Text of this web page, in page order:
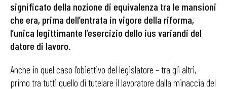
significato della nozione di equivalenza tra le mansioni
che era, prima dell’entrata in vigore della riforma,
l’unica legittimante l’esercizio dello ius variandi del
datore di lavoro.
Anche in quel caso l’obiettivo del legislatore – tra gli altri,
primo tra tutti quello di tutelare il lavoratore dalla minaccia del